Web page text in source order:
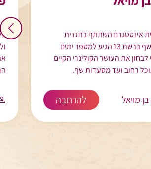
אינסטגרם השתתף בתכנית
משחקי השף ברשת 13 הגיע למספר ימים
את העושר הקולינרי הקיים
רחוב ועד מסעדות שף.
מויאל להרחבה